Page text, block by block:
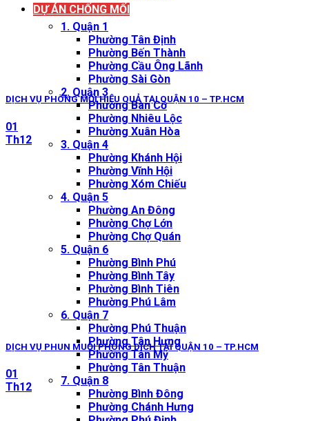
DỰ ÁN CHỐNG MỐI
1. Quận 1
Phường Tân Định
Phường Bến Thành
Phường Cầu Ông Lãnh
Phường Sài Gòn
2. Quận 3
Phường Bàn Cờ
Phường Nhiêu Lộc
Phường Xuân Hòa
3. Quận 4
Phường Khánh Hội
Phường Vĩnh Hội
Phường Xóm Chiếu
4. Quận 5
Phường An Đông
Phường Chợ Lớn
Phường Chợ Quán
5. Quận 6
Phường Bình Phú
Phường Bình Tây
Phường Bình Tiên
Phường Phú Lâm
6. Quận 7
Phường Phú Thuận
Phường Tân Hưng
Phường Tân Mỹ
Phường Tân Thuận
7. Quận 8
Phường Bình Đông
Phường Chánh Hưng
DỊCH VỤ PHÒNG MỐI HIỆU QUẢ TẠI QUẬN 10 – TP.HCM
01
Th12
DỊCH VỤ PHUN MUỖI PHÒNG DỊCH TẠI QUẬN 10 – TP.HCM
01
Th12